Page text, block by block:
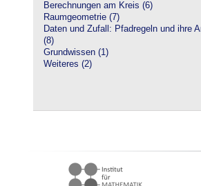
Berechnungen am Kreis (6)
Raumgeometrie (7)
Daten und Zufall: Pfadregeln und ihre
(8)
Grundwissen (1)
Weiteres (2)